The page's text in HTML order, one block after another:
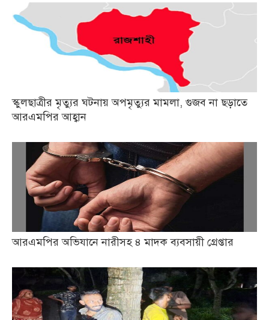
স্কুলছাত্রীর মৃত্যুর ঘটনায় অপমৃত্যুর মামলা, গুজব না ছড়াতে
আরএমপির আহ্বান
আরএমপির অভিযানে নারীসহ ৪ মাদক ব্যবসায়ী গ্রেপ্তার